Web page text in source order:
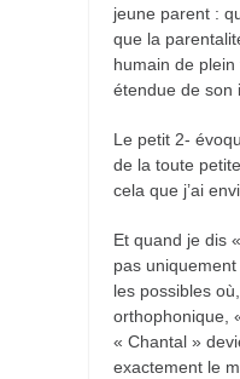
jeune parent :
que la
humain de plein
étendue de
Le petit 2-
de la toute
cela que j’ai
Et quand je dis
pas
les possibles
orthophonique,
« Chantal »
exactement le